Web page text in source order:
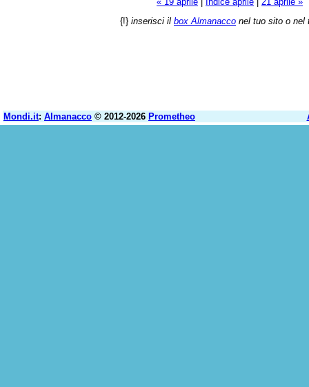
{!} inserisci il box Almanacco nel tuo sito o nel
Mondi.it: Almanacco © 2012-2026 Prometheo